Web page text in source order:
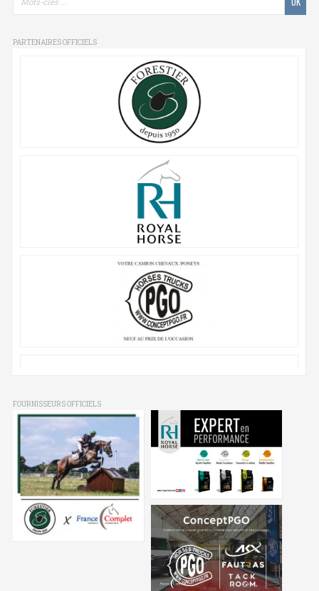
PARTENAIRES OFFICIELS
FOURNISSEURS OFFICIELS